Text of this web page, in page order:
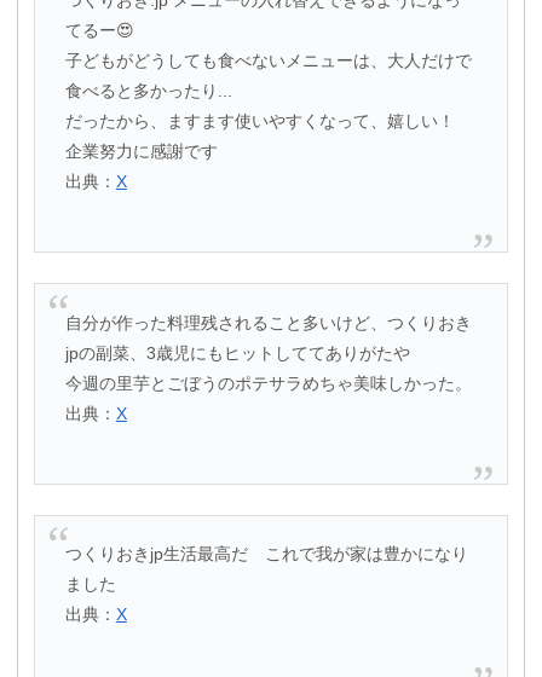
てるー😍
子どもがどうしても食べないメニューは、大人だけで
食べると多かったり...
だったから、ますます使いやすくなって、嬉しい！
企業努力に感謝です
出典： X
自分が作った料理残されること多いけど、つくりおき
jpの副菜、3歳児にもヒットしててありがたや
今週の里芋とごぼうのポテサラめちゃ美味しかった。
出典： X
つくりおきjp生活最高だ これで我が家は豊かになり
ました
出典： X